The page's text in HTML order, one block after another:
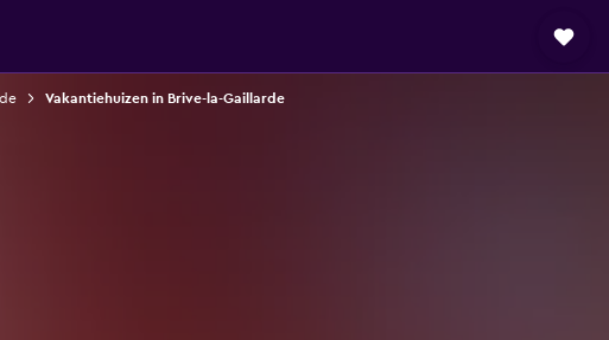
Vakantiehuizen in Brive-la-Gaillarde